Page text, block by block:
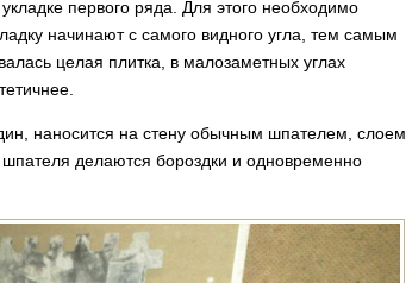
первого ряда. Для этого необходимо
начинают с самого видного угла, тем самым
целая плитка, в малозаметных углах
наносится на стену обычным шпателем, слоем
делаются бороздки и одновременно